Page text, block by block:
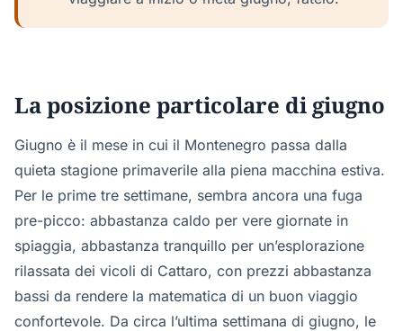
La posizione particolare di giugno
Giugno è il mese in cui il Montenegro passa dalla
quieta stagione primaverile alla piena macchina estiva.
Per le prime tre settimane, sembra ancora una fuga
pre-picco: abbastanza caldo per vere giornate in
spiaggia, abbastanza tranquillo per un’esplorazione
rilassata dei vicoli di Cattaro, con prezzi abbastanza
bassi da rendere la matematica di un buon viaggio
confortevole. Da circa l’ultima settimana di giugno, le